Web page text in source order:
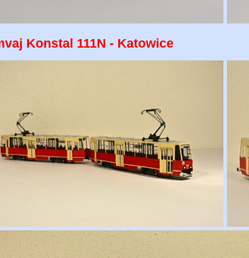
Konstal 111N - Katowice